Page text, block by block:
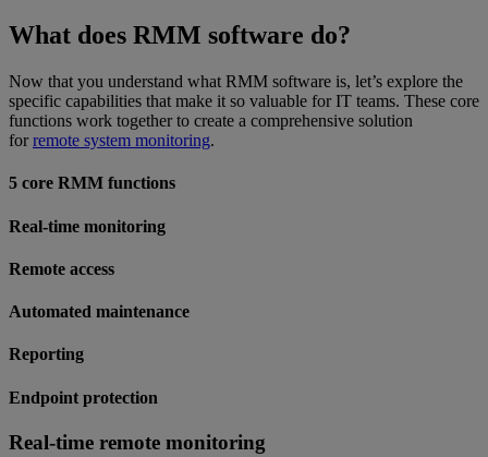
What does RMM software do?
Now that you understand what RMM software is, let’s explore the
specific capabilities that make it so valuable for IT teams. These core
functions work together to create a comprehensive solution
forremote system monitoring.
5 core RMM functions
Real-time monitoring
Remote access
Automated maintenance
Reporting
Endpoint protection
Real-time remote monitoring